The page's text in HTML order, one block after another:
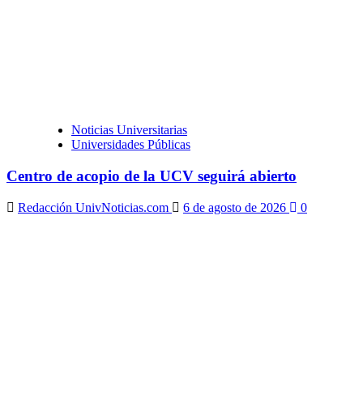
Noticias Universitarias
Universidades Públicas
Centro de acopio de la UCV seguirá abierto
Redacción UnivNoticias.com 6 de agosto de 2026 0